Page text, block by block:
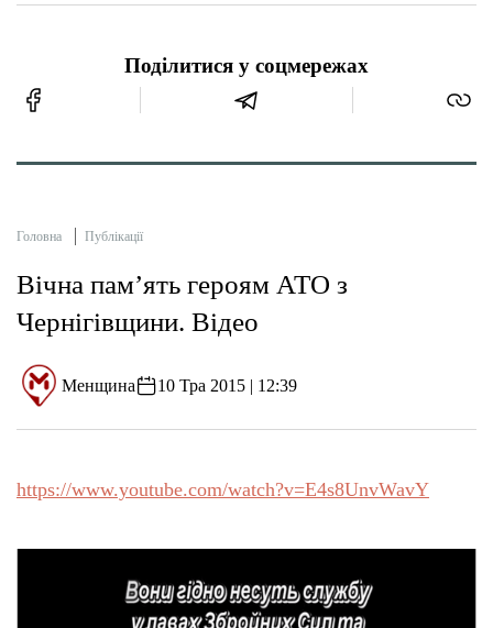
Поділитися у соцмережах
Головна Публікації
Вічна пам’ять героям АТО з
Чернігівщини. Відео
Менщина 10 Тра 2015 | 12:39
https://www.youtube.com/watch?v=E4s8UnvWavY